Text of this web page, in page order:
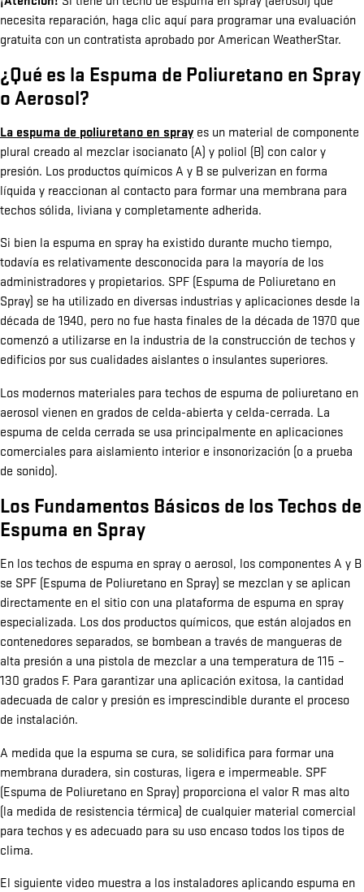
necesita reparación, haga clic aquí para programar una evaluación
gratuita con un contratista aprobado por American WeatherStar.
¿Qué es la Espuma de Poliuretano en Spray
o Aerosol?
La espuma de poliuretano en spray es un material de componente
plural creado al mezclar isocianato (A) y poliol (B) con calor y
presión. Los productos químicos A y B se pulverizan en forma
líquida y reaccionan al contacto para formar una membrana para
techos sólida, liviana y completamente adherida.
Si bien la espuma en spray ha existido durante mucho tiempo,
todavía es relativamente desconocida para la mayoría de los
administradores y propietarios. SPF (Espuma de Poliuretano en
Spray) se ha utilizado en diversas industrias y aplicaciones desde la
década de 1940, pero no fue hasta finales de la década de 1970 que
comenzó a utilizarse en la industria de la construcción de techos y
edificios por sus cualidades aislantes o insulantes superiores.
Los modernos materiales para techos de espuma de poliuretano en
aerosol vienen en grados de celda-abierta y celda-cerrada. La
espuma de celda cerrada se usa principalmente en aplicaciones
comerciales para aislamiento interior e insonorización (o a prueba
de sonido).
Los Fundamentos Básicos de los Techos de
Espuma en Spray
En los techos de espuma en spray o aerosol, los componentes A y B
se SPF (Espuma de Poliuretano en Spray) se mezclan y se aplican
directamente en el sitio con una plataforma de espuma en spray
especializada. Los dos productos químicos, que están alojados en
contenedores separados, se bombean a través de mangueras de
alta presión a una pistola de mezclar a una temperatura de 115 –
130 grados F. Para garantizar una aplicación exitosa, la cantidad
adecuada de calor y presión es imprescindible durante el proceso
de instalación.
A medida que la espuma se cura, se solidifica para formar una
membrana duradera, sin costuras, ligera e impermeable. SPF
(Espuma de Poliuretano en Spray) proporciona el valor R mas alto
(la medida de resistencia térmica) de cualquier material comercial
para techos y es adecuado para su uso encaso todos los tipos de
clima.
El siguiente video muestra a los instaladores aplicando espuma en